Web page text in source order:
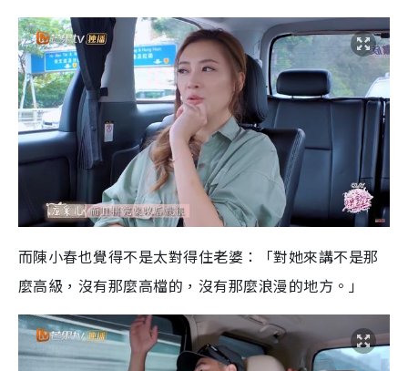
而陳小春也覺得不是太對得住老婆：「對她來講不是那
麼高級，沒有那麼高檔的，沒有那麼浪漫的地方。」